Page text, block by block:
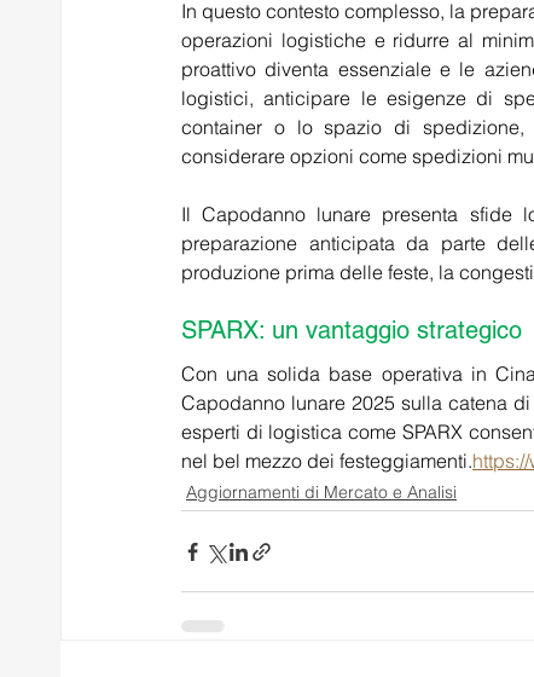
In questo contesto complesso, la
operazioni logistiche e ridurre al
proattivo diventa essenziale e le
logistici, anticipare le esigenze di
container o lo spazio di
considerare opzioni come spedizioni
Il Capodanno lunare presenta sfide
preparazione anticipata da parte
produzione prima delle feste, la
SPARX: un vantaggio strategico
Con una solida base operativa in
Capodanno lunare 2025 sulla catena
esperti di logistica come SPARX
nel bel mezzo dei festeggiamenti.
Aggiornamenti di Mercato e Analisi